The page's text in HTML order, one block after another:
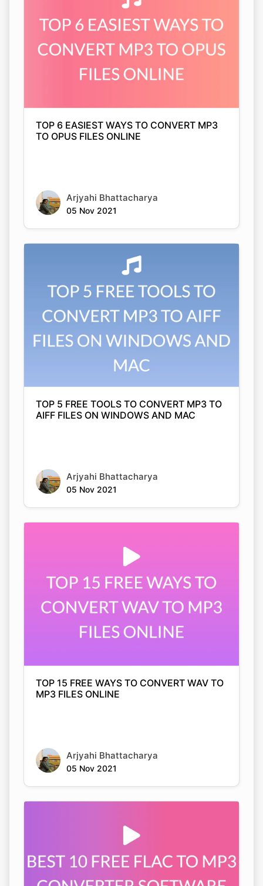
TOP 6 EASIEST WAYS TO CONVERT MP3
TO OPUS FILES ONLINE
Arjyahi Bhattacharya
05 Nov 2021
TOP 5 FREE TOOLS TO CONVERT MP3 TO
AIFF FILES ON WINDOWS AND MAC
Arjyahi Bhattacharya
05 Nov 2021
TOP 15 FREE WAYS TO CONVERT WAV TO
MP3 FILES ONLINE
Arjyahi Bhattacharya
05 Nov 2021